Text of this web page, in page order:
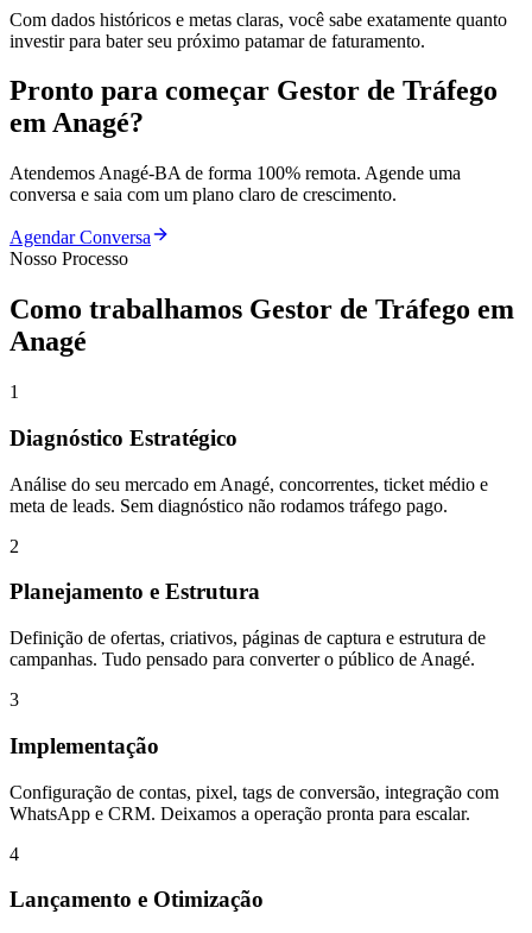
Com dados históricos e metas claras, você sabe exatamente quanto
investir para bater seu próximo patamar de faturamento.
Pronto para começar Gestor de Tráfego
emAnagé?
Atendemos Anagé-BA de forma 100% remota. Agende uma
conversa e saia com um plano claro de crescimento.
Agendar Conversa
Nosso Processo
Como trabalhamos Gestor de Tráfego em
Anagé
1
Diagnóstico Estratégico
Análise do seu mercado em Anagé, concorrentes, ticket médio e
meta de leads. Sem diagnóstico não rodamos tráfego pago.
2
Planejamento e Estrutura
Definição de ofertas, criativos, páginas de captura e estrutura de
campanhas. Tudo pensado para converter o público de Anagé.
3
Implementação
Configuração de contas, pixel, tags de conversão, integração com
WhatsApp e CRM. Deixamos a operação pronta para escalar.
4
Lançamento e Otimização